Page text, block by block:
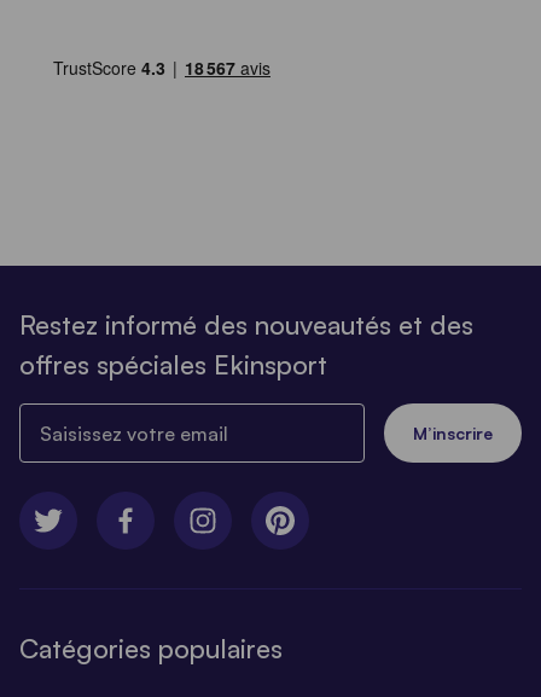
Restez informé des nouveautés et des
offres spéciales Ekinsport
M’inscrire
Catégories populaires